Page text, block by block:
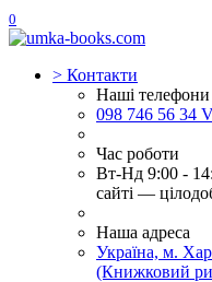
0
> Контакти
Наші телефони
098 746 56 34
Час роботи
Вт-Нд 9:00 -
сайті —
Наша адреса
Україна, м.
(Книжковий